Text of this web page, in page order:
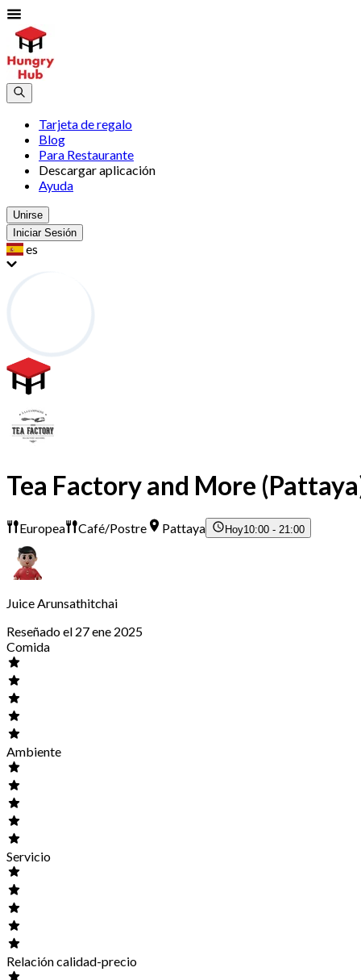
Tarjeta de regalo
Blog
Para Restaurante
Descargar aplicación
Ayuda
Unirse
Iniciar Sesión
es
Tea Factory and More
Europea Café/Postre Pattaya Hoy10:00 - 21:00
Juice Arunsathitchai
Reseñado el 27 ene 2025
Comida
Ambiente
Servicio
Relación calidad-precio